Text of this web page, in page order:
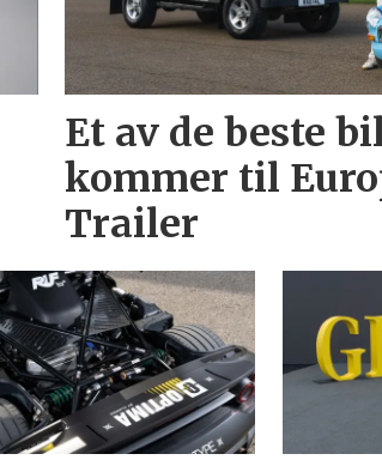
Et av de beste
kommer til
Trailer